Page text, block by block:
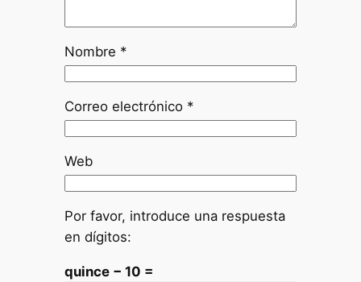
Nombre *
Correo electrónico *
Web
Por favor, introduce una respuesta
en dígitos:
quince − 10 =